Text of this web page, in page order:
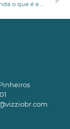
Sourcing: entenda o que é e como aplicar na sua empresa